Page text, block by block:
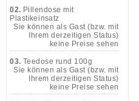
02. Pillendose mit
Plastikeinsatz
Sie können als Gast (bzw. mit
Ihrem derzeitigen Status)
keine Preise sehen
03. Teedose rund 100g
Sie können als Gast (bzw. mit
Ihrem derzeitigen Status)
keine Preise sehen